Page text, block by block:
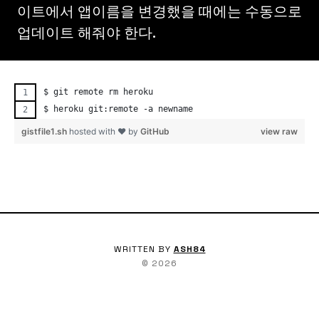
이트에서 앱이름을 변경했을 때에는 수동으로
업데이트 해줘야 한다.
$ git remote rm heroku
$ heroku git:remote -a newname
view raw
gistfile1.sh hosted with ❤ by GitHub
WRITTEN BY ASH84
© 2026